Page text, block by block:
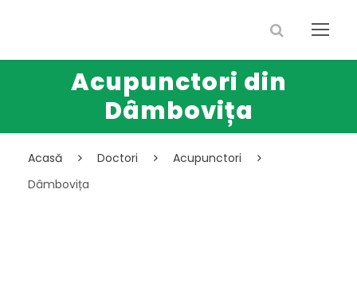
Acupunctori din
Dâmbovița
Acasă Doctori
Acupunctori
Dâmbovița